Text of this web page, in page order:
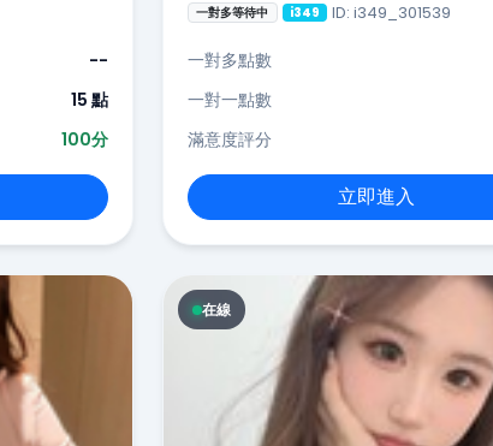
--
15 點
100分
一對多等待中 i349 ID: i349_301539
一對多點數
一對一點數
滿意度評分
立即進入
在線